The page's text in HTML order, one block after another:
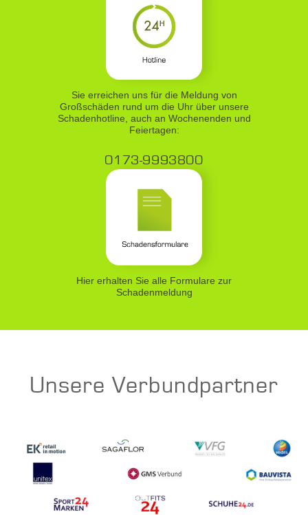
Sie erreichen uns für die Meldung von
Großschäden rund um die Uhr über unsere
Schadenhotline, auch an Wochenenden und
Feiertagen:
0173-9993800
Hier erhalten Sie alle Formulare zur
Schadenmeldung
Unsere Verbundpartner